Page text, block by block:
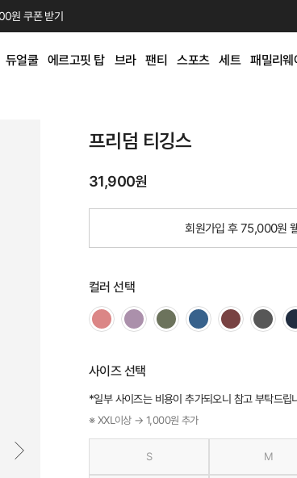
원 쿠폰 받기
듀얼쿨 에르고핏 탑 브라 팬티 스포츠 세트 패밀리웨
프리덤 티깅스
31,900원
회원가입 후 75,000원
컬러 선택
사이즈 선택
*일부 사이즈는 비용이 추가되오니 참고 부탁드립
※ XXL이상 → 1,000원 추가
S M